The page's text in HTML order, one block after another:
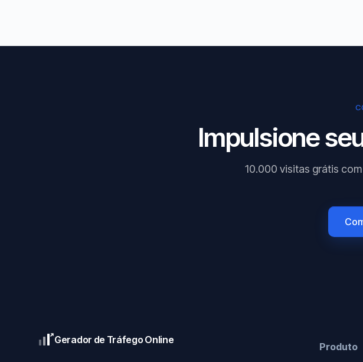
Impulsione
10.000 visitas grátis
Gerador de Tráfego Online
Produto